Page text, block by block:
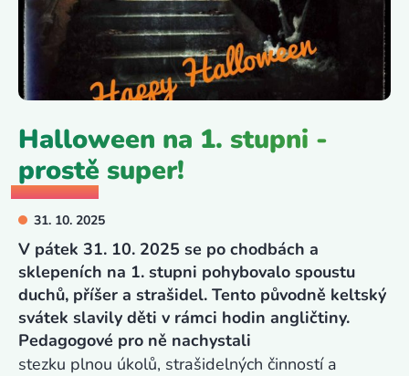
Halloween na 1. stupni -
prostě super!
31. 10. 2025
V pátek 31. 10. 2025 se po chodbách a
sklepeních na 1. stupni pohybovalo spoustu
duchů, příšer a strašidel. Tento původně keltský
svátek slavily děti v rámci hodin angličtiny.
Pedagogové pro ně nachystali
stezku plnou úkolů, strašidelných činností a